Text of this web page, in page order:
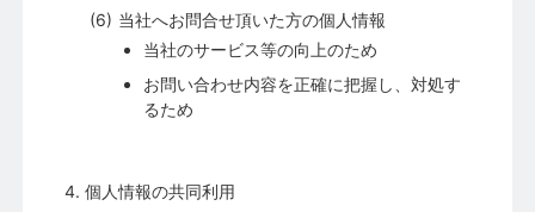
当社へお問合せ頂いた方の個人情報
当社のサービス等の向上のため
お問い合わせ内容を正確に把握し、対処す
るため
個人情報の共同利用